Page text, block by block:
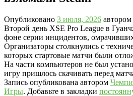
Опубликовано 3 июля, 2026 автором
Второй день XSE Pro League в
фоне серии инцидентов,
Организаторы столкнулись с
которых стартовые матчи были
На части компьютеров не был
игру пришлось скачивать перед
Запись опубликована автором
Игры. Добавьте в закладки